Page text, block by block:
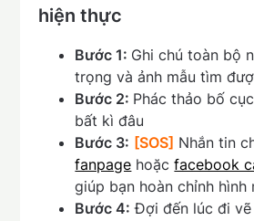
hiện thực
Bước 1: Ghi chú toàn bộ
trọng và ảnh mẫu tìm
Bước 2: Phác thảo bố
bất kì đâu
Bước 3: [SOS] Nhắn tin
fanpage hoặcfacebook
giúp bạn hoàn chỉnh hình
Bước 4: Đợi đến lúc đi vẽ